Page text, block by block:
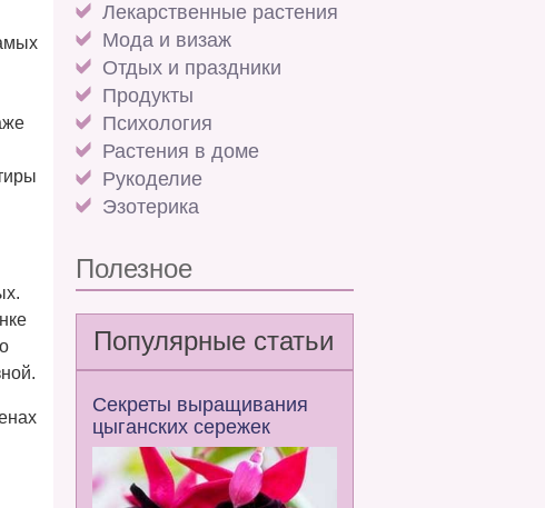
Лекарственные растения
Мода и визаж
Отдых и праздники
Продукты
Психология
Растения в доме
Рукоделие
Эзотерика
Полезное
Популярные статьи
Секреты выращивания
цыганских сережек